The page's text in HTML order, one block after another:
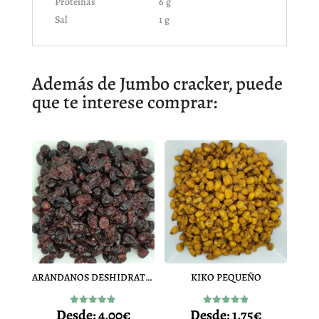
Sal
1 g
Además de Jumbo cracker, puede
que te interese comprar:
ARANDANOS DESHIDRATADO
Valorado
Desde:4,00€
KIKO PEQUEÑO
Valorado
Desde:1,75€